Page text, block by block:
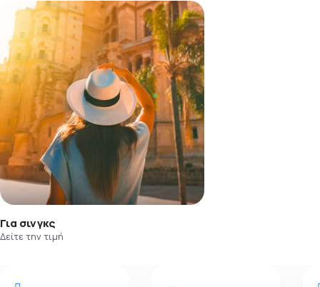
Για σινγκς
Δείτε την τιμή